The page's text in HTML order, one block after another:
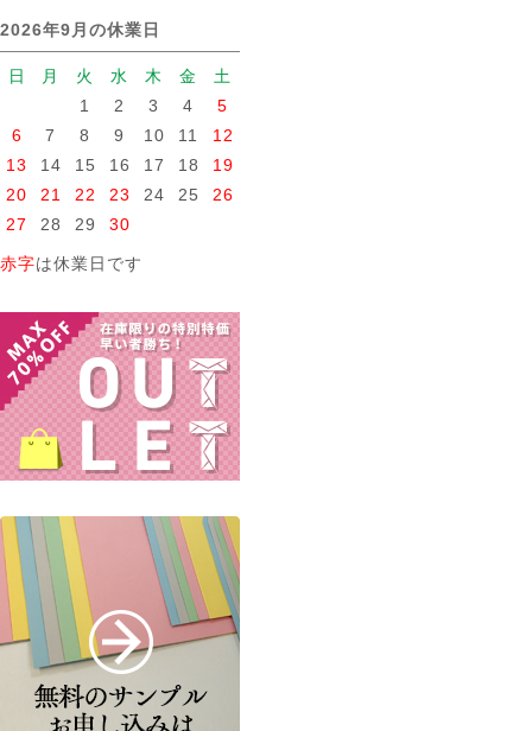
2026年9月の休業日
日 月 火 水 木 金
土
1
2 3 4
5
6
7 8 9 10 11
12
13
14 15 16 17 18
19
20
21 22 23 24 25
26
27
28 29 30
赤字は休業日です